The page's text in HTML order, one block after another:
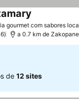
gourmet com sabores
a 0.7 km de
de 12 sites